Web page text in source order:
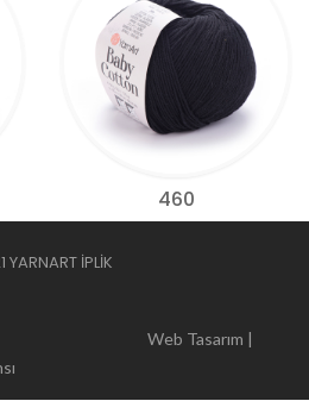
460
YARNART İPLİK
|